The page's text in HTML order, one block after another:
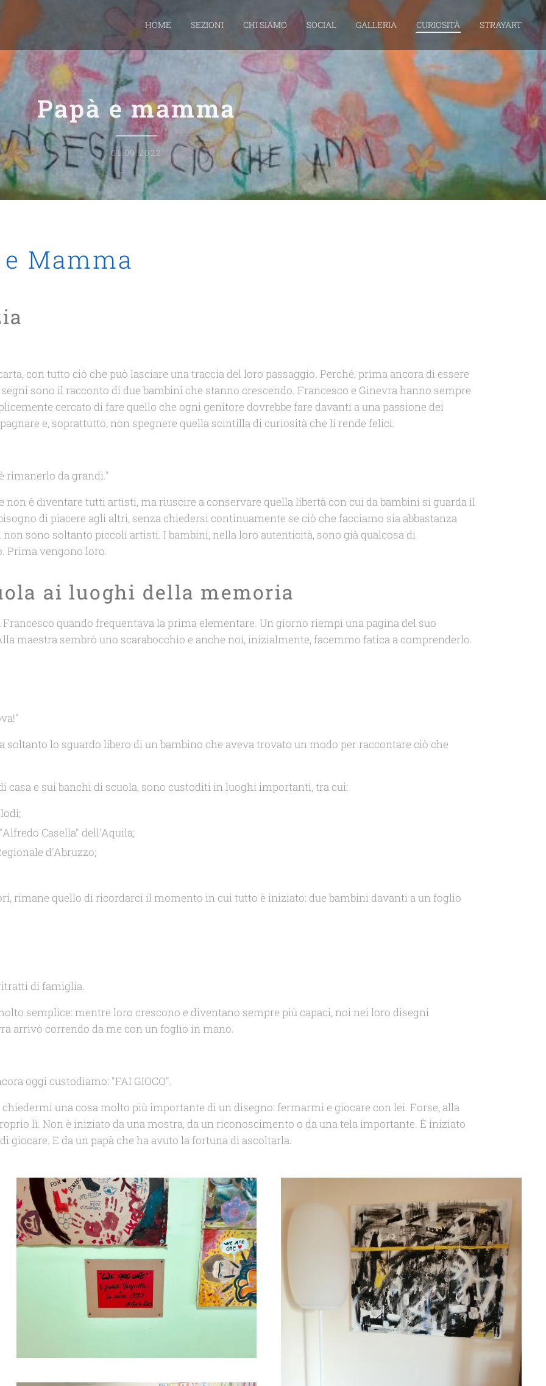
HOME SEZIONI CHI SIAMO SOCIAL GALLERIA CURIOSITÀ STRAYART
Papà e mamma
01.09.2022
Mamma
con tutto ciò che può lasciare una traccia del loro passaggio. Perché, prima ancora di essere
sono il racconto di due bambini che stanno crescendo. Francesco e Ginevra hanno sempre
cercato di fare quello che ogni genitore dovrebbe fare davanti a una passione dei
e, soprattutto, non spegnere quella scintilla di curiosità che li rende felici.
rimanerlo da grandi."
non è diventare tutti artisti, ma riuscire a conservare quella libertà con cui da bambini si guarda il
di piacere agli altri, senza chiedersi continuamente se ciò che facciamo sia abbastanza
sono soltanto piccoli artisti. I bambini, nella loro autenticità, sono già qualcosa di
Prima vengono loro.
ai luoghi della memoria
quando frequentava la prima elementare. Un giorno riempì una pagina del suo
maestra sembrò uno scarabocchio e anche noi, inizialmente, facemmo fatica a comprenderlo.
soltanto lo sguardo libero di un bambino che aveva trovato un modo per raccontare ciò che
casa e sui banchi di scuola, sono custoditi in luoghi importanti, tra cui:
Casella" dell'Aquila;
d'Abruzzo;
rimane quello di ricordarci il momento in cui tutto è iniziato: due bambini davanti a un foglio
di famiglia.
semplice: mentre loro crescono e diventano sempre più capaci, noi nei loro disegni
arrivò correndo da me con un foglio in mano.
oggi custodiamo: "FAI GIOCO".
una cosa molto più importante di un disegno: fermarmi e giocare con lei. Forse, alla
lì. Non è iniziato da una mostra, da un riconoscimento o da una tela importante. È iniziato
giocare. E da un papà che ha avuto la fortuna di ascoltarla.